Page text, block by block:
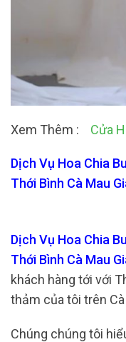
Xem Thêm : Cửa
Dịch Vụ Hoa Chia
Thới Bình Cà Mau
Dịch Vụ Hoa Chia
Thới Bình Cà Mau
khách hàng tới với
thảm của tôi trên Cà
Chúng chúng tôi